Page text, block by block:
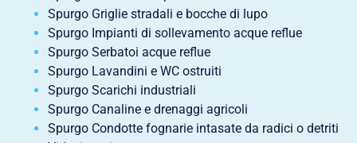
Spurgo Griglie stradali e bocche di lupo
Spurgo Impianti di sollevamento acque reflue
Spurgo Serbatoi acque reflue
Spurgo Lavandini e WC ostruiti
Spurgo Scarichi industriali
Spurgo Canaline e drenaggi agricoli
Spurgo Condotte fognarie intasate da radici o detriti